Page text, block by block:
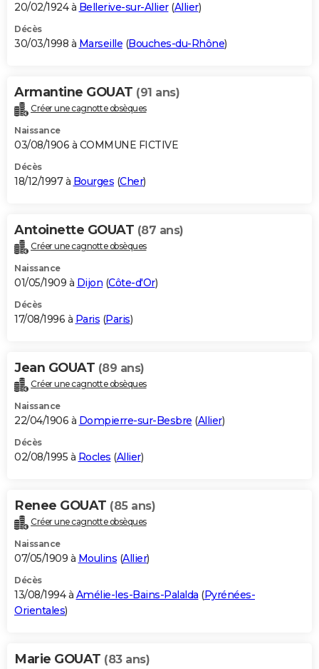
20/02/1924 à Bellerive-sur-Allier(Allier)
Décès
30/03/1998 à Marseille (Bouches-du-Rhône)
Armantine GOUAT (91 ans)
Créer une cagnotte obsèques
Naissance
03/08/1906 à COMMUNE FICTIVE
Décès
18/12/1997 à Bourges (Cher)
Antoinette GOUAT (87 ans)
Créer une cagnotte obsèques
Naissance
01/05/1909 à Dijon (Côte-d'Or)
Décès
17/08/1996 à Paris (Paris)
Jean GOUAT (89 ans)
Créer une cagnotte obsèques
Naissance
22/04/1906 à Dompierre-sur-Besbre (Allier)
Décès
02/08/1995 à Rocles (Allier)
Renee GOUAT (85 ans)
Créer une cagnotte obsèques
Naissance
07/05/1909 à Moulins (Allier)
Décès
13/08/1994 à Amélie-les-Bains-Palalda (Pyrénées-
Orientales)
Marie GOUAT (83 ans)